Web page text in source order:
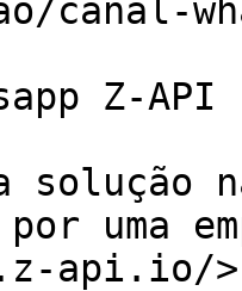
canal-
Z-API
uma
api.io/>